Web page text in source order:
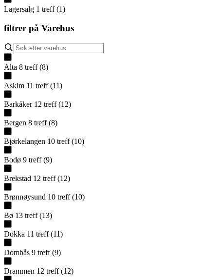
Lagersalg 1 treff (1)
filtrer på Varehus
Alta 8 treff (8)
Askim 11 treff (11)
Barkåker 12 treff (12)
Bergen 8 treff (8)
Bjørkelangen 10 treff (10)
Bodø 9 treff (9)
Brekstad 12 treff (12)
Brønnøysund 10 treff (10)
Bø 13 treff (13)
Dokka 11 treff (11)
Dombås 9 treff (9)
Drammen 12 treff (12)